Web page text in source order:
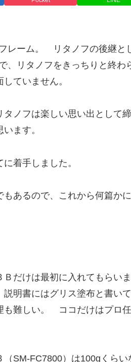
レーム。 リタノフの後継と
、リタノフをきっちりと終わ
ていません。
ノフは楽しい思い出として
ます。
着手しました。
あるので、これから何篇か
Ｂだけは最初に入れてもら
明書にはグリス塗布と書い
も難しい。 ココだけはプロ
SM-FC7800）は100gくら